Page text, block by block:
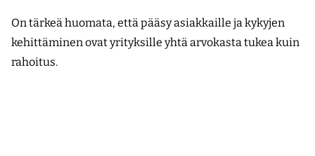
On tärkeä huomata, että pääsy asiak­kaille ja kykyjen
kehittäminen ovat yrityksille yhtä arvokasta tukea kuin
rahoitus.